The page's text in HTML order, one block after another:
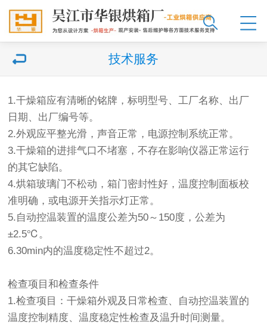
技术服务
1.干燥箱应有清晰的铭牌，标明型号、工厂名称、出厂
日期、出厂编号等。
2.外观应平整光滑，声音正常，电源控制系统正常。
3.干燥箱的进排气口不堵塞，不存在影响仪器正常运行
的其它缺陷。
4.烘箱玻璃门不松动，箱门密封性好，温度控制面板校
准明确，或电源开关指示灯正常。
5.自动控温装置的温度公差为50～150度，公差为
±2.5℃。
6.30min内的温度稳定性不超过2。
检查项目和检查条件
1.检查项目：干燥箱外观及日常检查、自动控温装置的
温度控制精度、温度稳定性检查及温升时间测量。